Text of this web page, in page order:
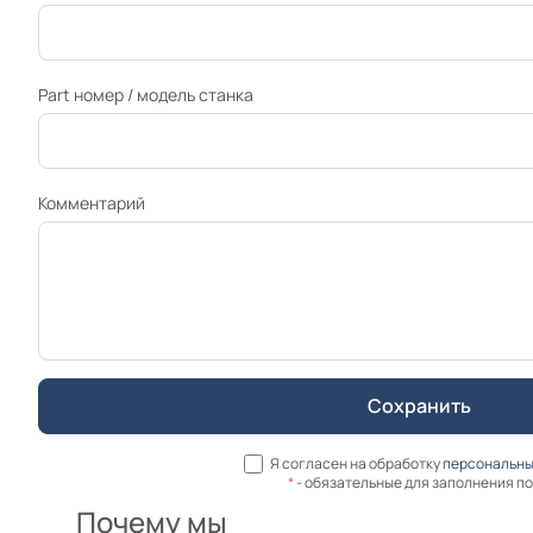
Part номер / модель станка
Комментарий
Я согласен на обработку
*- обязательные для заполнения
Почему мы